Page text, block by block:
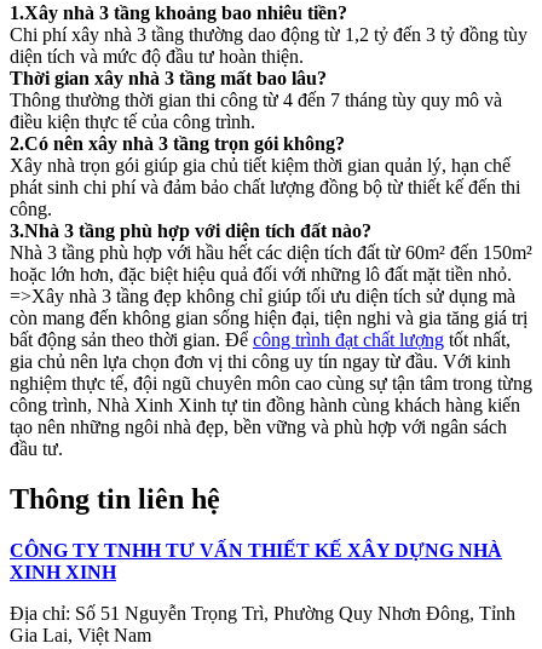
1.Xây nhà 3 tầng khoảng bao nhiêu tiền?
Chi phí xây nhà 3 tầng thường dao động từ 1,2 tỷ đến 3 tỷ đồng tùy
diện tích và mức độ đầu tư hoàn thiện.
Thời gian xây nhà 3 tầng mất bao lâu?
Thông thường thời gian thi công từ 4 đến 7 tháng tùy quy mô và
điều kiện thực tế của công trình.
2.Có nên xây nhà 3 tầng trọn gói không?
Xây nhà trọn gói giúp gia chủ tiết kiệm thời gian quản lý, hạn chế
phát sinh chi phí và đảm bảo chất lượng đồng bộ từ thiết kế đến thi
công.
3.Nhà 3 tầng phù hợp với diện tích đất nào?
Nhà 3 tầng phù hợp với hầu hết các diện tích đất từ 60m² đến 150m²
hoặc lớn hơn, đặc biệt hiệu quả đối với những lô đất mặt tiền nhỏ.
=>Xây nhà 3 tầng đẹp không chỉ giúp tối ưu diện tích sử dụng mà
còn mang đến không gian sống hiện đại, tiện nghi và gia tăng giá trị
bất động sản theo thời gian. Để công trình đạt chất lượng tốt nhất,
gia chủ nên lựa chọn đơn vị thi công uy tín ngay từ đầu. Với kinh
nghiệm thực tế, đội ngũ chuyên môn cao cùng sự tận tâm trong từng
công trình, Nhà Xinh Xinh tự tin đồng hành cùng khách hàng kiến
tạo nên những ngôi nhà đẹp, bền vững và phù hợp với ngân sách
đầu tư.
Thông tin liên hệ
CÔNG TY TNHH TƯ VẤN THIẾT KẾ XÂY DỰNG NHÀ
XIΝΗ ΧΙΝΗ
Địa chỉ: Số 51 Nguyễn Trọng Trì, Phường Quy Nhơn Đông, Tỉnh
Gia Lai, Việt Nam